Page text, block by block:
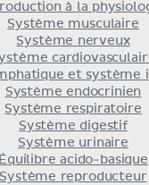
à la
Système musculaire
Système nerveux
et système
Système endocrinien
Système respiratoire
Système digestif
Système urinaire
Équilibre acido-basique
Système reproducteur